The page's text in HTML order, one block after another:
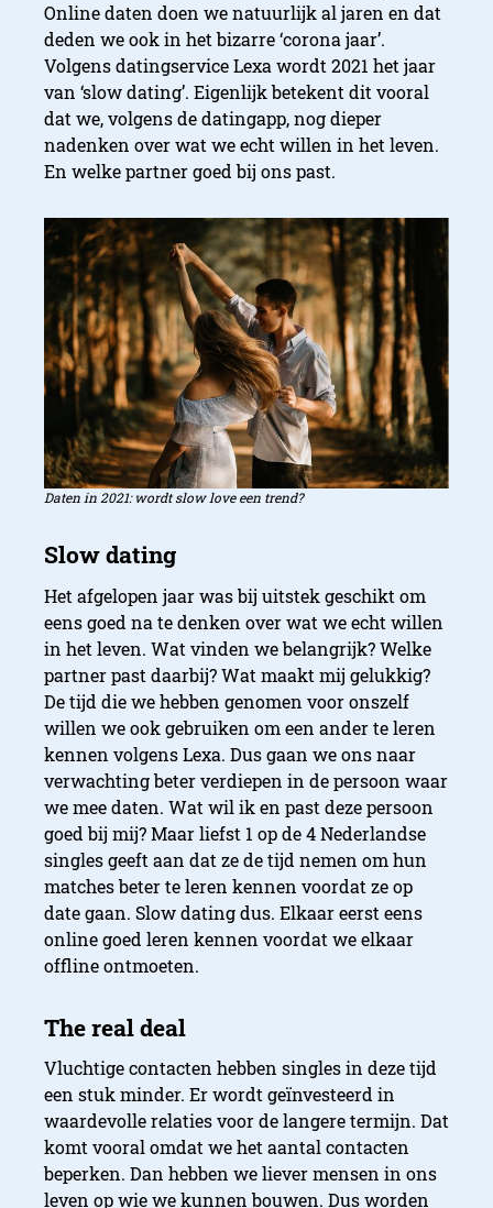
Online daten doen we natuurlijk al jaren en dat
deden we ook in het bizarre ‘corona jaar’.
Volgens datingservice Lexa wordt 2021 het jaar
van ‘slow dating’. Eigenlijk betekent dit vooral
dat we, volgens de datingapp, nog dieper
nadenken over wat we echt willen in het leven.
En welke partner goed bij ons past.
Daten in 2021: wordt slow love een trend?
Het afgelopen jaar was bij uitstek geschikt om
eens goed na te denken over wat we echt willen
in het leven. Wat vinden we belangrijk? Welke
partner past daarbij? Wat maakt mij gelukkig?
De tijd die we hebben genomen voor onszelf
willen we ook gebruiken om een ander te leren
kennen volgens Lexa. Dus gaan we ons naar
verwachting beter verdiepen in de persoon waar
we mee daten. Wat wil ik en past deze persoon
goed bij mij? Maar liefst 1 op de 4 Nederlandse
singles geeft aan dat ze de tijd nemen om hun
matches beter te leren kennen voordat ze op
date gaan. Slow dating dus. Elkaar eerst eens
online goed leren kennen voordat we elkaar
offline ontmoeten.
Vluchtige contacten hebben singles in deze tijd
een stuk minder. Er wordt geïnvesteerd in
waardevolle relaties voor de langere termijn. Dat
komt vooral omdat we het aantal contacten
beperken. Dan hebben we liever mensen in ons
leven op wie we kunnen bouwen. Dus worden